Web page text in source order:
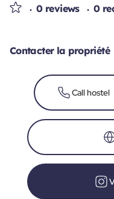
0 reviews 0
Contacter la propriété
Call hostel